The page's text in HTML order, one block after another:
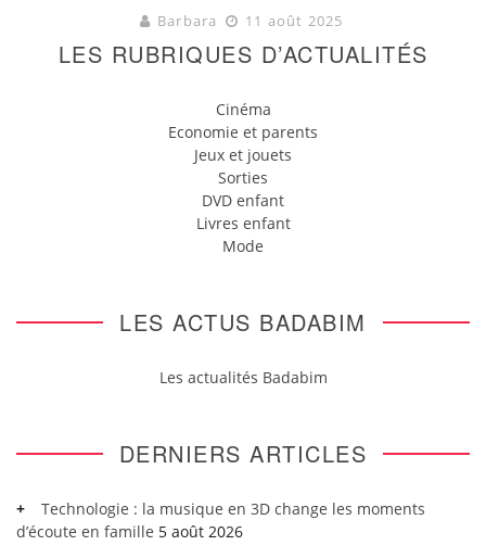
Barbara 11 août 2025
LES RUBRIQUES D’ACTUALITÉS
Cinéma
Economie et parents
Jeux et jouets
Sorties
DVD enfant
Livres enfant
Mode
LES ACTUS BADABIM
Les actualités Badabim
DERNIERS ARTICLES
Technologie : la musique en 3D change les moments
d’écoute en famille 5 août 2026